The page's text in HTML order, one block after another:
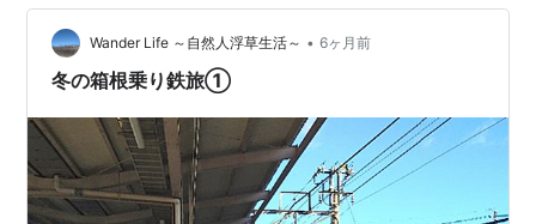
Wander Life ～自然人浮草生活～ • 6ヶ月前
冬の箱根乗り鉄旅①